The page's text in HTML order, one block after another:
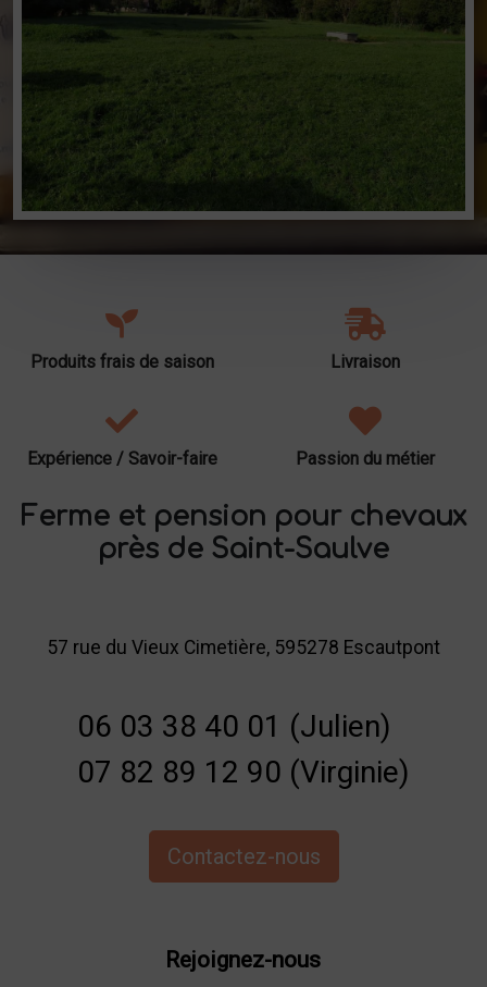
Produits frais de saison Livraison
Expérience / Savoir-faire Passion du métier
Ferme et pension pour chevaux
près de Saint-Saulve
57 rue du Vieux Cimetière, 595278 Escautpont
06 03 38 40 01 (Julien)
07 82 89 12 90 (Virginie)
Contactez-nous
Rejoignez-nous